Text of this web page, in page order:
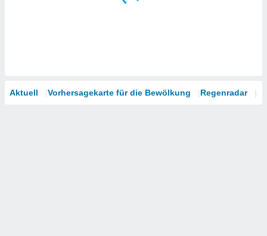
Aktuell Vorhersagekarte für die Bewölkung Regenradar